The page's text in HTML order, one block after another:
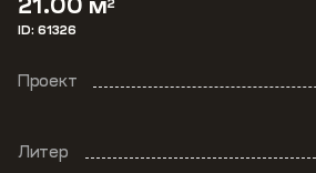
ID: 61326
Проект
Литер